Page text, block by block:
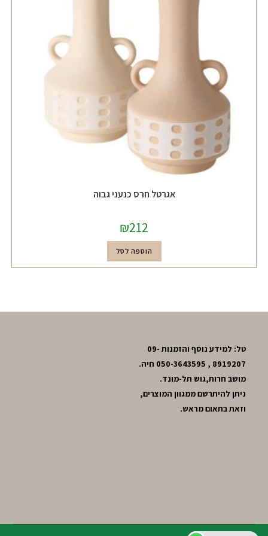
אגרטל חרס כנעני גבוה
₪212
הוספה לסל
טל: למידע נוסף והזמנות 09-
8919207 , 050-3643595 חיה.
מושב חרות,גוש תל-מונד.
ניתן להיתרשם ממגוון המוצרים,
וזאת בתאום מראש.